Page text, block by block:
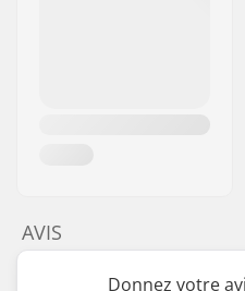
AVIS
Donnez votre